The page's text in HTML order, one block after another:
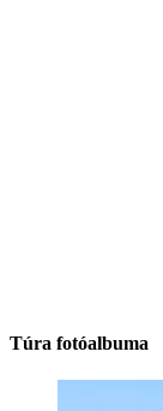
Túra fotóalbuma